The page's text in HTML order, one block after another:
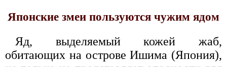
Японские змеи пользуются чужим ядом
Яд, выделяемый кожей жаб,
обитающих на острове Ишима (Япония),